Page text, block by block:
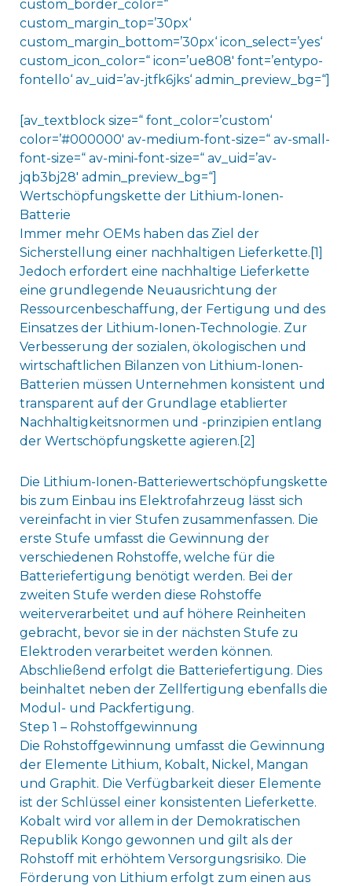
custom_border_color=“
custom_margin_top=’30px‘
custom_margin_bottom=’30px‘ icon_select=’yes‘
custom_icon_color=“ icon=’ue808′ font=’entypo-
fontello‘ av_uid=’av-jtfk6jks‘ admin_preview_bg=“]
[av_textblock size=“ font_color=’custom‘
color=’#000000′ av-medium-font-size=“ av-small-
font-size=“ av-mini-font-size=“ av_uid=’av-
jqb3bj28′ admin_preview_bg=“]
Wertschöpfungskette der Lithium-Ionen-
Batterie
Immer mehr OEMs haben das Ziel der
Sicherstellung einer nachhaltigen Lieferkette.[1]
Jedoch erfordert eine nachhaltige Lieferkette
eine grundlegende Neuausrichtung der
Ressourcenbeschaffung, der Fertigung und des
Einsatzes der Lithium-Ionen-Technologie. Zur
Verbesserung der sozialen, ökologischen und
wirtschaftlichen Bilanzen von Lithium-Ionen-
Batterien müssen Unternehmen konsistent und
transparent auf der Grundlage etablierter
Nachhaltigkeitsnormen und -prinzipien entlang
der Wertschöpfungskette agieren.[2]
Die Lithium-Ionen-Batteriewertschöpfungskette
bis zum Einbau ins Elektrofahrzeug lässt sich
vereinfacht in vier Stufen zusammenfassen. Die
erste Stufe umfasst die Gewinnung der
verschiedenen Rohstoffe, welche für die
Batteriefertigung benötigt werden. Bei der
zweiten Stufe werden diese Rohstoffe
weiterverarbeitet und auf höhere Reinheiten
gebracht, bevor sie in der nächsten Stufe zu
Elektroden verarbeitet werden können.
Abschließend erfolgt die Batteriefertigung. Dies
beinhaltet neben der Zellfertigung ebenfalls die
Modul- und Packfertigung.
Step 1 – Rohstoffgewinnung
Die Rohstoffgewinnung umfasst die Gewinnung
der Elemente Lithium, Kobalt, Nickel, Mangan
und Graphit. Die Verfügbarkeit dieser Elemente
ist der Schlüssel einer konsistenten Lieferkette.
Kobalt wird vor allem in der Demokratischen
Republik Kongo gewonnen und gilt als der
Rohstoff mit erhöhtem Versorgungsrisiko. Die
Förderung von Lithium erfolgt zum einen aus